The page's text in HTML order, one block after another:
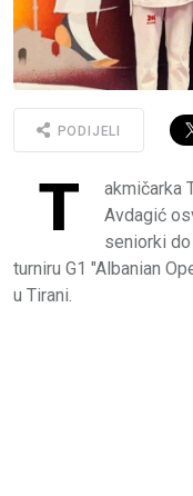
PODIJELI
T
akmičarka
Avdagić
seniorki
turniru G1 "Albanian
u Tirani.